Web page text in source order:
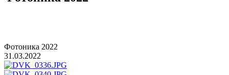
Фотоника 2022
31.03.2022